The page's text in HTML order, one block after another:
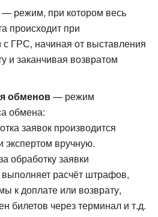
— режим, при котором весь
происходит при
с ГРС, начиная от выставления
и заканчивая возвратом
обменов— режим
обмена:
заявок производится
вручную.
обработку заявки
выполняет расчёт штрафов,
к доплате или возврату,
билетов через терминал и т.д.